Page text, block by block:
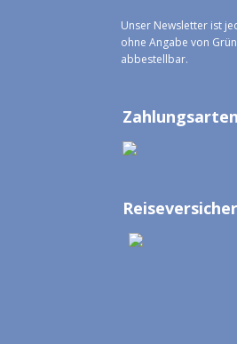
Unser Newsletter ist
ohne Angabe von
abbestellbar.
Zahlungsarten